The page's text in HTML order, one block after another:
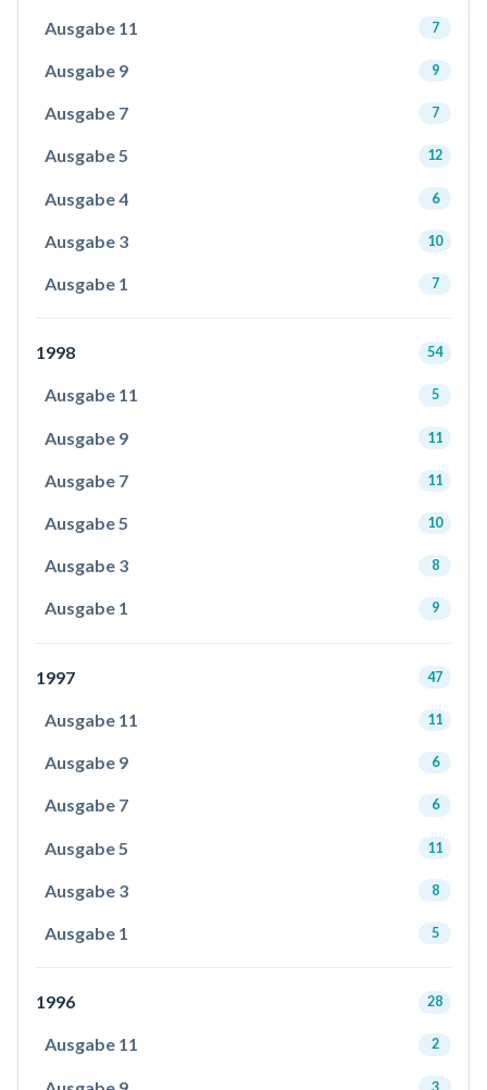
Ausgabe 11 7
Ausgabe 9 9
Ausgabe 7 7
Ausgabe 5 12
Ausgabe 4 6
Ausgabe 3 10
Ausgabe 1 7
1998 54
Ausgabe 11 5
Ausgabe 9 11
Ausgabe 7 11
Ausgabe 5 10
Ausgabe 3 8
Ausgabe 1 9
1997 47
Ausgabe 11 11
Ausgabe 9 6
Ausgabe 7 6
Ausgabe 5 11
Ausgabe 3 8
Ausgabe 1 5
1996 28
Ausgabe 11 2